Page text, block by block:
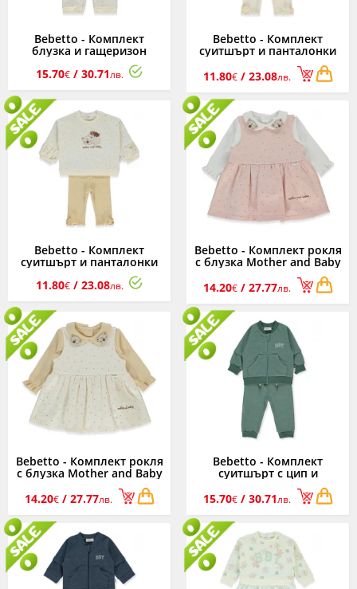
Bebetto - Комплект
блузка и гащеризон
Mother and Baby K4916E,
момиче, екрю, 3-24 м.
15.70€ / 30.71лв.
Bebetto - Комплект
суитшърт и панталонки
Mother and Baby K4917DR,
момиче, розов, 3-24 м.
11.80€/ 23.08лв.
Bebetto - Комплект
суитшърт и панталонки
Mother and Baby K4917E,
момиче, екрю, 3-24 м.
11.80€ / 23.08лв.
Bebetto - Комплект рокля
с блузка Mother and Baby
K4918DR, момиче, розов,
3-24 м.
14.20€/ 27.77лв.
Bebetto - Комплект рокля
с блузка Mother and Baby
K4918E, момиче, екрю, 3-
24 м.
14.20€/ 27.77лв.
Bebetto - Комплект
суитшърт с цип и
панталонки Bebetto Boy
Team K4867GR, момче,
зелен, 6-36 м.
15.70€/ 30.71лв.